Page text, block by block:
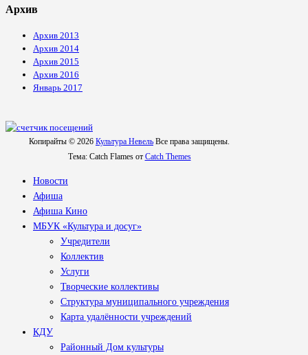
Архив
Архив 2013
Архив 2014
Архив 2015
Архив 2016
Январь 2017
Копирайты © 2026 Культура Невель Все права защищены.
Тема: Catch Flames от Catch Themes
Новости
Афиша
Афиша Кино
МБУК «Культура и досуг»
Учредители
Коллектив
Услуги
Творческие коллективы
Структура муниципального учреждения
Карта удалённости учреждений
КДУ
Районный Дом культуры